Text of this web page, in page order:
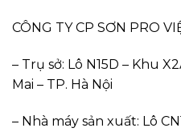
CÔNG TY CP SƠN PRO
– Trụ sở: Lô N15D – Khu
Mai – TP. Hà Nội
– Nhà máy sản xuất: Lô